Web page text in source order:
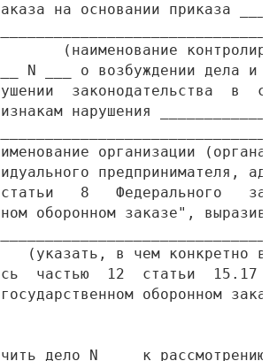
на основании приказа
(наименование
N ___ о возбуждении дела и
законодательства  в
нарушения
организации
предпринимателя,
8   Федерального
оборонном заказе",
(указать, в чем конкретно
частью  12  статьи  15.17
оборонном
дело N ___ к рассмотрению